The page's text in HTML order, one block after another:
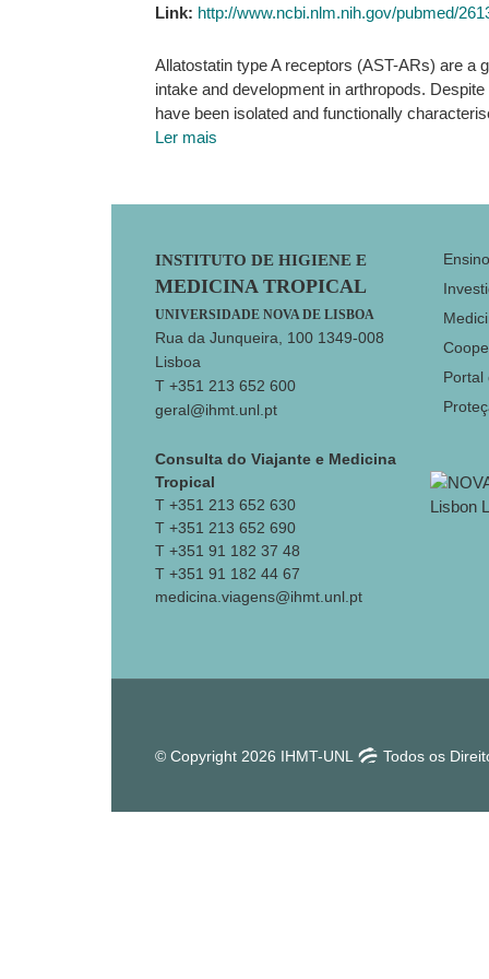
Link: http://www.ncbi.nlm.nih.gov/pubmed/
Allatostatin type A receptors (AST-ARs) are a
intake and development in arthropods.
have been isolated and functionally
Ler mais
Footer
INSTITUTO DE HIGIENE E
MEDICINA TROPICAL
UNIVERSIDADE NOVA DE LISBOA
Rua da Junqueira, 100 1349-008
Lisboa
T +351 213 652 600
geral@ihmt.unl.pt
Consulta do Viajante e Medicina
Tropical
T +351 213 652 630
T +351 213 652 690
T +351 91 182 37 48
T +351 91 182 44 67
medicina.viagens@ihmt.unl.pt
Ensino
Portal
© Copyright 2026 IHMT-UNL Todos os